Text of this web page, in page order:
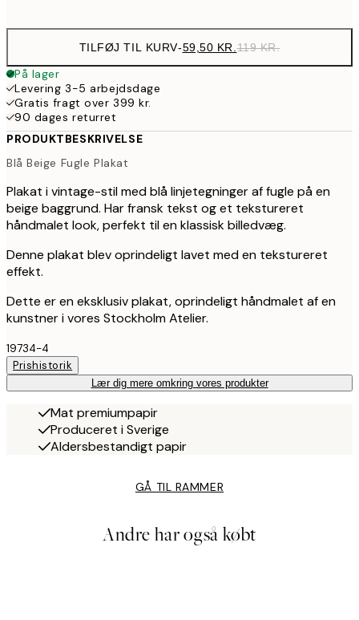
TILFØJ TIL KURV-59,50 KR.119 KR.
På lager
Levering 3-5 arbejdsdage
Gratis fragt over 399 kr.
90 dages returret
PRODUKTBESKRIVELSE
Blå Beige Fugle Plakat
Plakat i vintage-stil med blå linjetegninger af fugle på en
beige baggrund. Har fransk tekst og et tekstureret
håndmalet look, perfekt til en klassisk billedvæg.
Denne plakat blev oprindeligt lavet med en tekstureret
effekt.
Dette er en eksklusiv plakat, oprindeligt håndmalet af en
kunstner i vores Stockholm Atelier.
19734-4
Prishistorik
Lær dig mere omkring vores produkter
Mat premiumpapir
Produceret i Sverige
Aldersbestandigt papir
GÅ TIL RAMMER
Andre har også købt